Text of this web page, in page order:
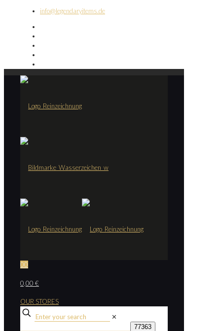
info@legendaryitems.de
00
0,00 €
OUR STORES
✕